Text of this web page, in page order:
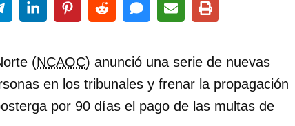
(NCAOC) anunció una serie de nuevas
en los tribunales y frenar la propagación
por 90 días el pago de las multas de